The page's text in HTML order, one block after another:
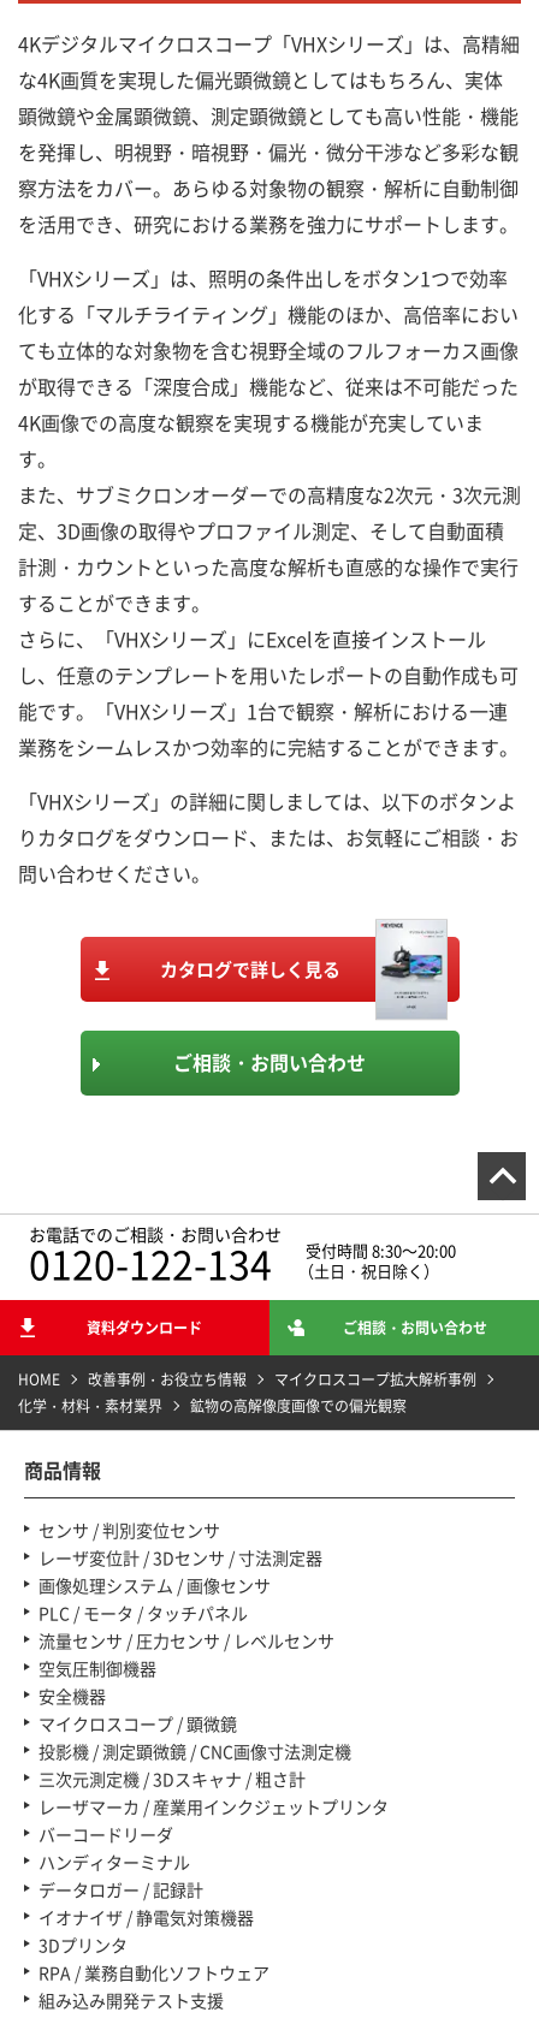
HOME 改善事例・お役立ち情報
マイクロスコープ拡大解析事例
化学・材料・素材業界
鉱物の高解像度画像での偏光観察
4Kデジタルマイクロスコープ「VHXシリーズ」は、高精細
な4K画質を実現した偏光顕微鏡としてはもちろん、実体
顕微鏡や金属顕微鏡、測定顕微鏡としても高い性能・機能
を発揮し、明視野・暗視野・偏光・微分干渉など多彩な観
察方法をカバー。あらゆる対象物の観察・解析に自動制御
を活用でき、研究における業務を強力にサポートします。
「VHXシリーズ」は、照明の条件出しをボタン1つで効率
化する「マルチライティング」機能のほか、高倍率におい
ても立体的な対象物を含む視野全域のフルフォーカス画像
が取得できる「深度合成」機能など、従来は不可能だった
4K画像での高度な観察を実現する機能が充実していま
す。
また、サブミクロンオーダーでの高精度な2次元・3次元測
定、3D画像の取得やプロファイル測定、そして自動面積
計測・カウントといった高度な解析も直感的な操作で実行
することができます。
さらに、「VHXシリーズ」にExcelを直接インストール
し、任意のテンプレートを用いたレポートの自動作成も可
能です。「VHXシリーズ」1台で観察・解析における一連
業務をシームレスかつ効率的に完結することができます。
「VHXシリーズ」の詳細に関しましては、以下のボタンよ
りカタログをダウンロード、または、お気軽にご相談・お
問い合わせください。
カタログで詳しく見る
ご相談・お問い合わせ
お電話でのご相談・お問い合わせ
0120-122-134
受付時間 8:30～20:00
（土日・祝日除く）
資料ダウンロード ご相談・お問い合わせ
商品情報
センサ / 判別変位センサ
レーザ変位計 / 3Dセンサ / 寸法測定器
画像処理システム / 画像センサ
PLC / モータ / タッチパネル
流量センサ / 圧力センサ / レベルセンサ
空気圧制御機器
安全機器
マイクロスコープ / 顕微鏡
投影機 / 測定顕微鏡 / CNC画像寸法測定機
三次元測定機 / 3Dスキャナ / 粗さ計
レーザマーカ / 産業用インクジェットプリンタ
バーコードリーダ
ハンディターミナル
データロガー / 記録計
イオナイザ / 静電気対策機器
3Dプリンタ
RPA / 業務自動化ソフトウェア
組み込み開発テスト支援